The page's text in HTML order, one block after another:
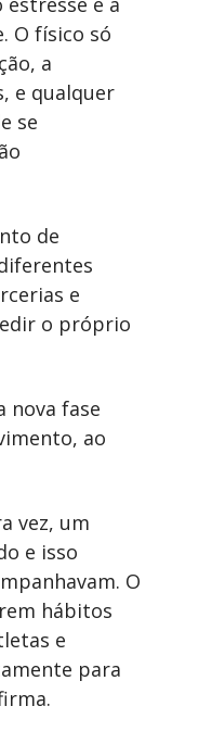
O físico só
a
e qualquer
se
de
e
o próprio
nova fase
ao
vez, um
e isso
O
hábitos
e
para